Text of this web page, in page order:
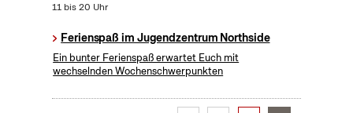
11 bis 20 Uhr
Ferienspaß im Jugendzentrum Northside
Ein bunter Ferienspaß erwartet Euch mit
wechselnden Wochenschwerpunkten